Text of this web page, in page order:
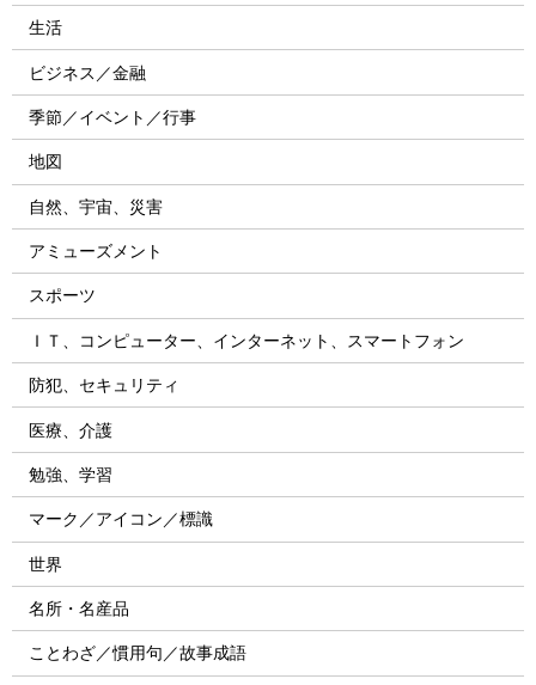
生活
ビジネス／金融
季節／イベント／行事
地図
自然、宇宙、災害
アミューズメント
スポーツ
ＩＴ、コンピューター、インターネット、スマートフォン
防犯、セキュリティ
医療、介護
勉強、学習
マーク／アイコン／標識
世界
名所・名産品
ことわざ／慣用句／故事成語